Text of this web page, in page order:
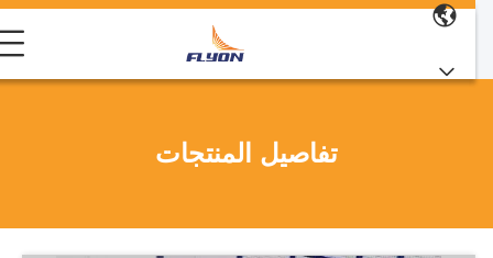
تفاصيل المنتجات